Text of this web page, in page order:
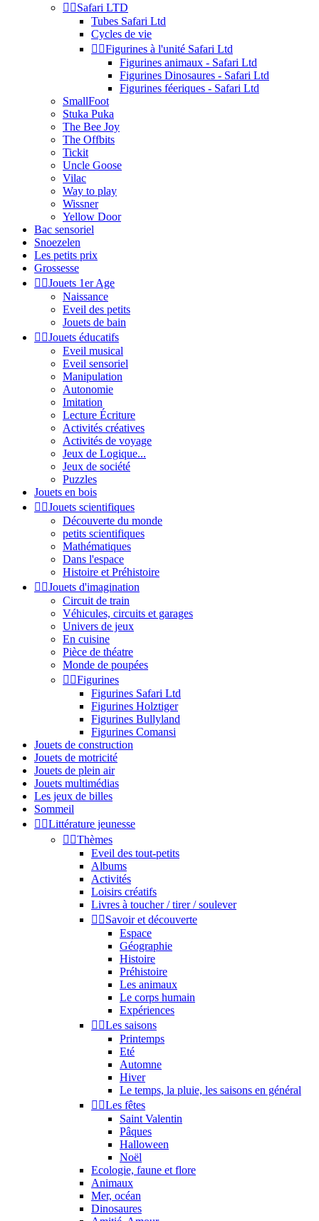
 Safari LTD
Tubes Safari Ltd
Cycles de vie
 Figurines à l'unité Safari Ltd
Figurines animaux - Safari Ltd
Figurines Dinosaures - Safari Ltd
Figurines féeriques - Safari Ltd
SmallFoot
Stuka Puka
The Bee Joy
The Offbits
Tickit
Uncle Goose
Vilac
Way to play
Wissner
Yellow Door
Bac sensoriel
Snoezelen
Les petits prix
Grossesse
 Jouets 1er Age
Naissance
Eveil des petits
Jouets de bain
 Jouets éducatifs
Eveil musical
Eveil sensoriel
Manipulation
Autonomie
Imitation
Lecture Écriture
Activités créatives
Activités de voyage
Jeux de Logique...
Jeux de société
Puzzles
Jouets en bois
 Jouets scientifiques
Découverte du monde
petits scientifiques
Mathématiques
Dans l'espace
Histoire et Préhistoire
 Jouets d'imagination
Circuit de train
Véhicules, circuits et garages
Univers de jeux
En cuisine
Pièce de théatre
Monde de poupées
 Figurines
Figurines Safari Ltd
Figurines Holztiger
Figurines Bullyland
Figurines Comansi
Jouets de construction
Jouets de motricité
Jouets de plein air
Jouets multimédias
Les jeux de billes
Sommeil
 Littérature jeunesse
 Thèmes
Eveil des tout-petits
Albums
Activités
Loisirs créatifs
Livres à toucher / tirer / soulever
 Savoir et découverte
Espace
Géographie
Histoire
Préhistoire
Les animaux
Le corps humain
Expériences
 Les saisons
Printemps
Eté
Automne
Hiver
Le temps, la pluie, les saisons en général
 Les fêtes
Saint Valentin
Pâques
Halloween
Noël
Ecologie, faune et flore
Animaux
Mer, océan
Dinosaures